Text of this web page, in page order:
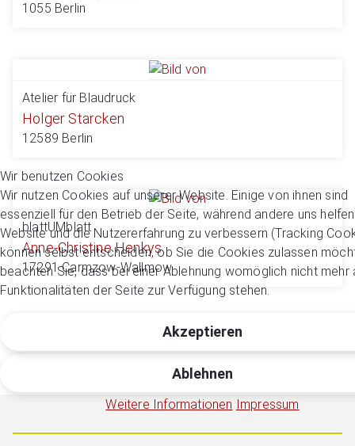
1055 Berlin
Atelier für Blaudruck
Holger Starcken
12589 Berlin
blattUMblatt
Anne-Christine Henkys
17291 Carmzow-Wallmow
Wir benutzen Cookies
Wir nutzen Cookies auf unserer Website. Einige von ihnen sind
essenziell für den Betrieb der Seite, während andere uns
Website und die Nutzererfahrung zu verbessern (Tracking
können selbst entscheiden, ob Sie die Cookies zulassen
beachten Sie, dass bei einer Ablehnung womöglich nicht mehr
Funktionalitäten der Seite zur Verfügung stehen.
Akzeptieren
Ablehnen
Weitere Informationen Impressum